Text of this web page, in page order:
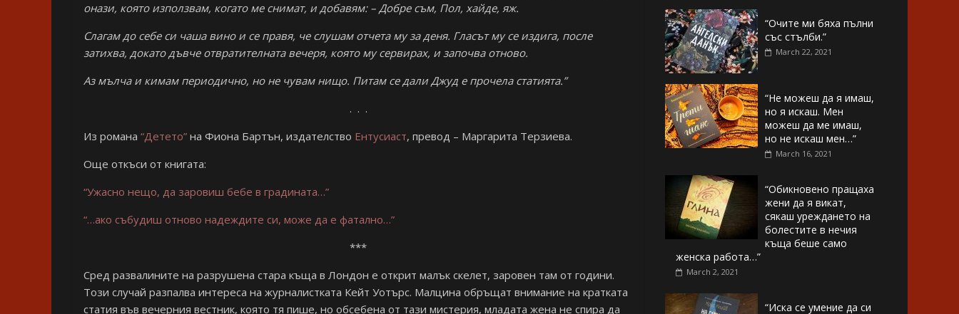
онази, която използвам, когато ме снимат, и добавям: – Добре съм, Пол, хайде, яж.
Слагам до себе си чаша вино и се правя, че слушам отчета му за деня. Гласът му се издига, после
затихва, докато дъвче отвратителната вечеря, която му сервирах, и започва отново.
Аз мълча и кимам периодично, но не чувам нищо. Питам се дали Джуд е прочела статията.”
. . .
Из романа “Детето” на Фиона Бартън, издателство Ентусиаст, превод – Маргарита Терзиева.
Още откъси от книгата:
“Ужасно нещо, да заровиш бебе в градината…”
“…ако събудиш отново надеждите си, може да е фатално…”
***
Сред развалините на разрушена стара къща в Лондон е открит малък скелет, заровен там от години.
Този случай разпалва интереса на журналистката Кейт Уотърс. Малцина обръщат внимание на кратката
статия във вечерния вестник, която тя пише, но обсебена от тази мистерия, младата жена не спира да
“Очите ми бяха пълни
със стълби.”
March 22, 2021
“Не можеш да я имаш,
но я искаш. Мен
можеш да ме имаш,
но не искаш мен…”
March 16, 2021
“Обикновено пращаха
жени да я викат,
сякаш уреждането на
болестите в нечия
къща беше само
женска работа…”
March 2, 2021
“Иска се умение да си